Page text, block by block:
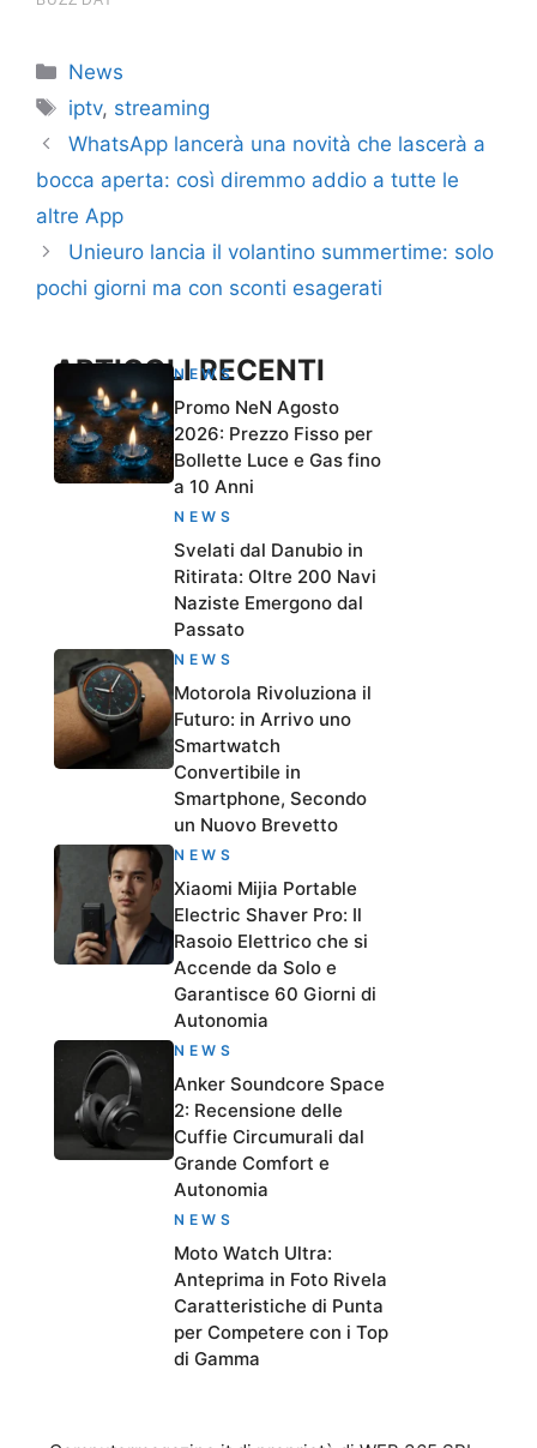
Categorie
News
Tag
iptv, streaming
WhatsApp lancerà una novità che lascerà a
bocca aperta: così diremmo addio a tutte le
altre App
Unieuro lancia il volantino summertime: solo
pochi giorni ma con sconti esagerati
ARTICOLI RECENTI
NEWS
Promo NeN Agosto
2026: Prezzo Fisso per
Bollette Luce e Gas fino
a 10 Anni
NEWS
Svelati dal Danubio in
Ritirata: Oltre 200 Navi
Naziste Emergono dal
Passato
NEWS
Motorola Rivoluziona il
Futuro: in Arrivo uno
Smartwatch
Convertibile in
Smartphone, Secondo
un Nuovo Brevetto
NEWS
Xiaomi Mijia Portable
Electric Shaver Pro: Il
Rasoio Elettrico che si
Accende da Solo e
Garantisce 60 Giorni di
Autonomia
NEWS
Anker Soundcore Space
2: Recensione delle
Cuffie Circumurali dal
Grande Comfort e
Autonomia
NEWS
Moto Watch Ultra:
Anteprima in Foto Rivela
Caratteristiche di Punta
per Competere con i Top
di Gamma